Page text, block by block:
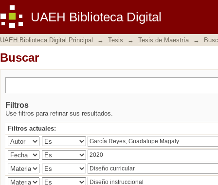
UAEH Biblioteca Digital
Buscar
UAEH Biblioteca Digital Principal → Tesis → Tesis de Maestría →
Buscar
Filtros
Use filtros para refinar sus resultados.
Filtros actuales: